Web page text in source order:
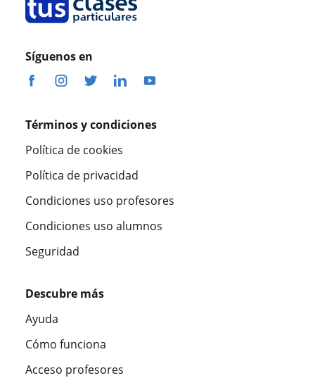
Síguenos en
Términos y condiciones
Política de cookies
Política de privacidad
Condiciones uso profesores
Condiciones uso alumnos
Seguridad
Descubre más
Ayuda
Cómo funciona
Acceso profesores